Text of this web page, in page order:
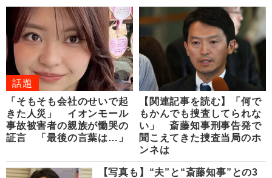
話題
「そもそも会社のせいで起
きた人災」 イオンモール
事故被害者の親族が慟哭の
証言 「最後の言葉は…」
【関連記事を読む】「何で
もかんでも捜査してられな
い」 斎藤知事刑事告発で
聞こえてきた捜査当局のホ
ンネは
【写真も】“夫”と“斎藤知事”との3